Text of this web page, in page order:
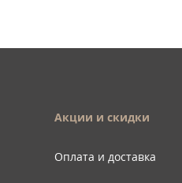
Акции и скидки
Оплата и доставка